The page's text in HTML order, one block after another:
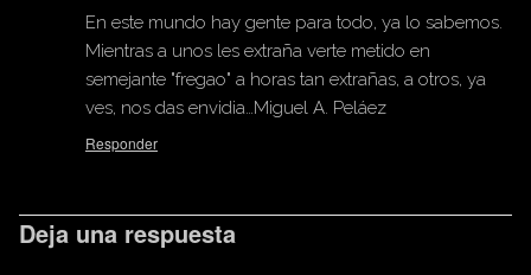
En este mundo hay gente para todo, ya lo sabemos.
Mientras a unos les extraña verte metido en
semejante "fregao" a horas tan extrañas, a otros, ya
ves, nos das envidia…Miguel A. Peláez
Responder
Deja una respuesta